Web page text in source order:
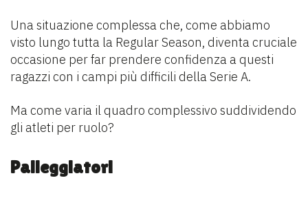
Una situazione complessa che, come abbiamo
visto lungo tutta la Regular Season, diventa cruciale
occasione per far prendere confidenza a questi
ragazzi con i campi più difficili della Serie A.
Ma come varia il quadro complessivo suddividendo
gli atleti per ruolo?
Palleggiatori